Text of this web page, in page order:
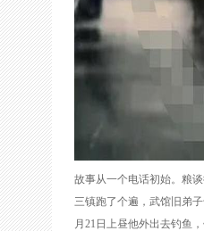
故事从一个电话初始。粮
三镇跑了个遍，武馆旧弟
月21日上昼他外出去钓鱼